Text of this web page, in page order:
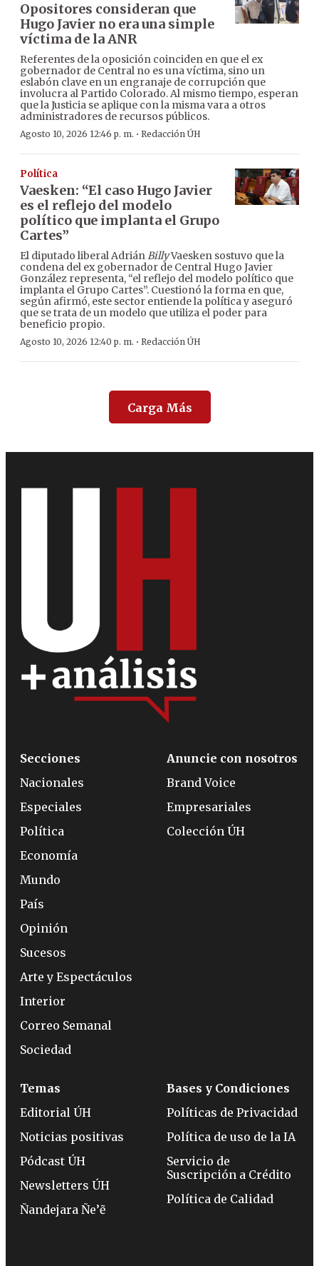
Opositores consideran que
Hugo Javier no era una simple
víctima de la ANR
Referentes de la oposición coinciden en que el ex
gobernador de Central no es una víctima, sino un
eslabón clave en un engranaje de corrupción que
involucra al Partido Colorado. Al mismo tiempo, esperan
que la Justicia se aplique con la misma vara a otros
administradores de recursos públicos.
Agosto 10, 2026 12:46 p. m. · Redacción ÚH
Política
Vaesken: “El caso Hugo Javier
es el reflejo del modelo
político que implanta el Grupo
Cartes”
El diputado liberal AdriánBillyVaesken sostuvo que la
condena del ex gobernador de Central Hugo Javier
González representa, “el reflejo del modelo político que
implanta el Grupo Cartes”. Cuestionó la forma en que,
según afirmó, este sector entiende la política y aseguró
que se trata de un modelo que utiliza el poder para
beneficio propio.
Agosto 10, 2026 12:40 p. m. · Redacción ÚH
Carga Más
Secciones
Nacionales
Especiales
Política
Economía
Mundo
País
Opinión
Sucesos
Arte y Espectáculos
Interior
Correo Semanal
Sociedad
Anuncie con nosotros
Brand Voice
Empresariales
Colección ÚH
Temas
Editorial ÚH
Noticias positivas
Pódcast ÚH
Newsletters ÚH
Ñandejara Ñe’ẽ
Bases y Condiciones
Políticas de Privacidad
Política de uso de la IA
Servicio de
Suscripción a Crédito
Política de Calidad